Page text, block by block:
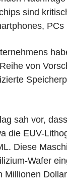
sind
von
sah vor,
die EUV-
Diese
Wafer
Millionen